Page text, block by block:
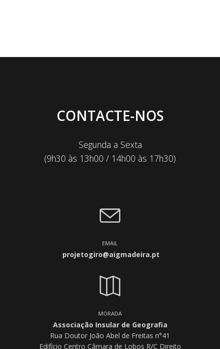
CONTACTE-NOS
Segunda a Sexta
(9h30 às 13h00 / 14h00 às 17h30)
EMAIL
projetogiro@aigmadeira.pt
MORADA
Associação Insular de Geografia
Rua Doutor João Abel de Freitas n°41
Edifício Centro Câmara de Lobos R/C Direito